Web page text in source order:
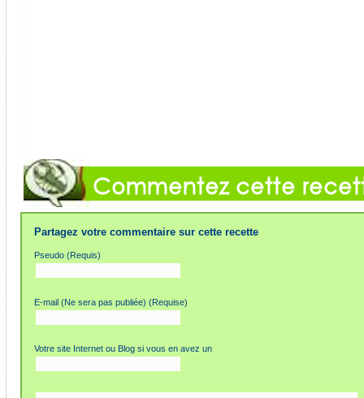
Partagez votre commentaire sur cette recette
Pseudo (Requis)
E-mail (Ne sera pas publiée) (Requise)
Votre site Internet ou Blog si vous en avez un